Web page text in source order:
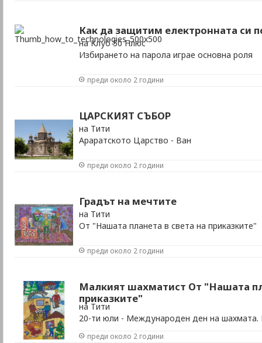
Как да защитим електронната си
на Клуб 50 Плюс
Избирането на парола играе основна роля
преди около 2 години
ЦАРСКИЯТ СЪБОР
на Тити
Араратското Царство - Ван
преди около 2 години
Градът на мечтите
на Тити
От "Нашата планета в света на приказките"
преди около 2 години
Малкият шахматист От "Нашата
приказките"
на Тити
20-ти юли - Международен ден на
шахмата се отбелязва на 20-ти юли от
основаването в Париж през 1924 година,
преди около 2 години